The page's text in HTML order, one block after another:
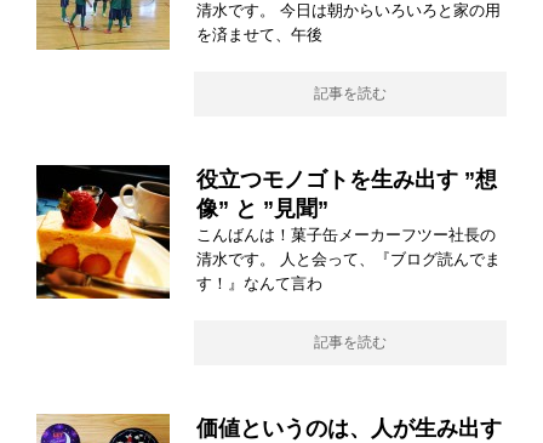
清水です。 今日は朝からいろいろと家の用
を済ませて、午後
記事を読む
役立つモノゴトを生み出す ”想
像” と ”見聞”
こんばんは！菓子缶メーカーフツー社長の
清水です。 人と会って、『ブログ読んでま
す！』なんて言わ
記事を読む
価値というのは、人が生み出す